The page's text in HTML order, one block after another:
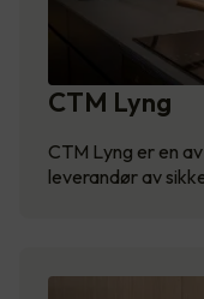
CTM Lyng
CTM Lyng er en
leverandør av